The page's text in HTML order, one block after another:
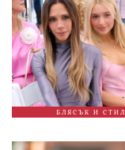
БЛЯСЪК И СТИЛ